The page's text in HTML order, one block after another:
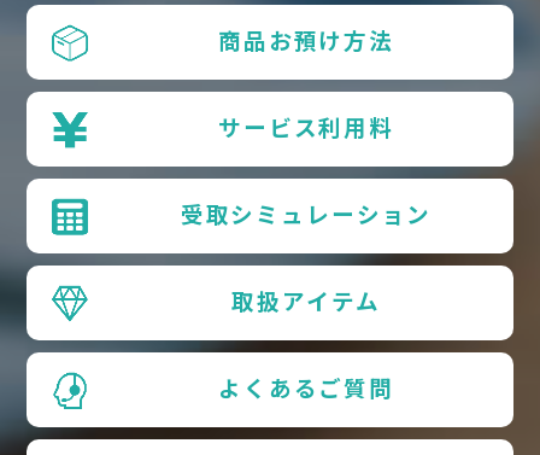
商品お預け方法
サービス利用料
受取シミュレーション
取扱アイテム
よくあるご質問